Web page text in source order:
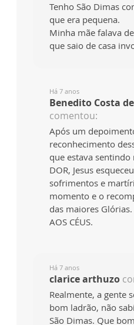
Tenho São Dimas
que era pequena.
Minha mãe falava
que saio de casa
Há 7 anos
Benedito Costa
comentou:
Após um
reconhecimento
que estava sentindo
DOR, Jesus
sofrimentos e
momento e o
das maiores Glórias.
AOS CÉUS.
Há 7 anos
clarice arthuzo
Realmente, a gente
bom ladrão, não
São Dimas. Que